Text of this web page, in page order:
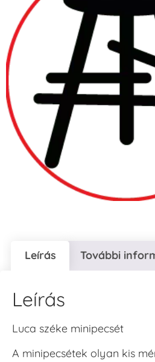
Leírás További
Leírás
Luca széke minipecsét
A minipecsétek olyan kis